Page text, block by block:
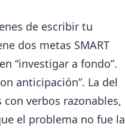
de escribir tu
dos metas SMART
“investigar a fondo”.
anticipación”. La del
verbos razonables,
el problema no fue la